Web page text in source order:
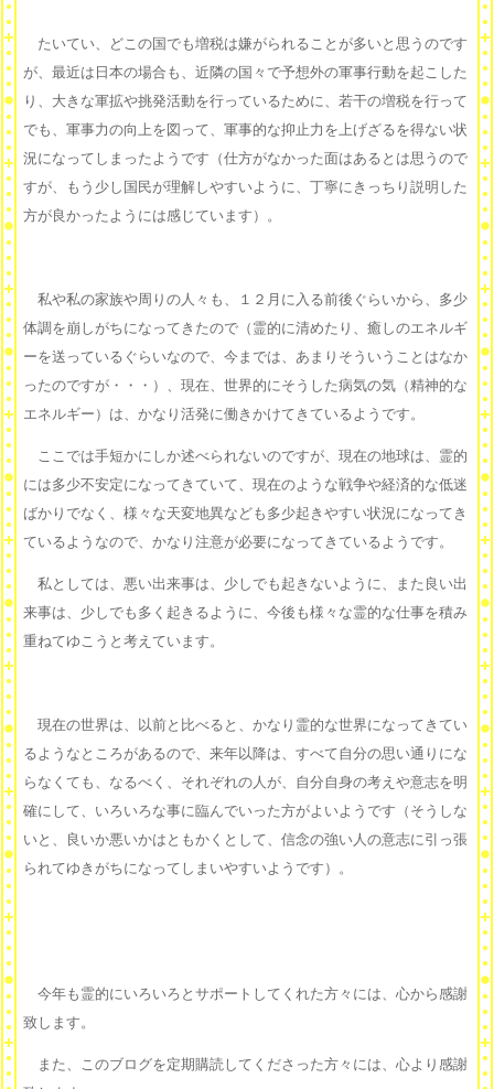
たいてい、どこの国でも増税は嫌がられることが多いと思うのです
が、最近は日本の場合も、近隣の国々で予想外の軍事行動を起こした
り、大きな軍拡や挑発活動を行っているために、若干の増税を行って
でも、軍事力の向上を図って、軍事的な抑止力を上げざるを得ない状
況になってしまったようです（仕方がなかった面はあるとは思うので
すが、もう少し国民が理解しやすいように、丁寧にきっちり説明した
方が良かったようには感じています）。
私や私の家族や周りの人々も、１２月に入る前後ぐらいから、多少
体調を崩しがちになってきたので（霊的に清めたり、癒しのエネルギ
ーを送っているぐらいなので、今までは、あまりそういうことはなか
ったのですが・・・）、現在、世界的にそうした病気の気（精神的な
エネルギー）は、かなり活発に働きかけてきているようです。
ここでは手短かにしか述べられないのですが、現在の地球は、霊的
には多少不安定になってきていて、現在のような戦争や経済的な低迷
ばかりでなく、様々な天変地異なども多少起きやすい状況になってき
ているようなので、かなり注意が必要になってきているようです。
私としては、悪い出来事は、少しでも起きないように、また良い出
来事は、少しでも多く起きるように、今後も様々な霊的な仕事を積み
重ねてゆこうと考えています。
現在の世界は、以前と比べると、かなり霊的な世界になってきてい
るようなところがあるので、来年以降は、すべて自分の思い通りにな
らなくても、なるべく、それぞれの人が、自分自身の考えや意志を明
確にして、いろいろな事に臨んでいった方がよいようです（そうしな
いと、良いか悪いかはともかくとして、信念の強い人の意志に引っ張
られてゆきがちになってしまいやすいようです）。
今年も霊的にいろいろとサポートしてくれた方々には、心から感謝
致します。
また、このブログを定期購読してくださった方々には、心より感謝